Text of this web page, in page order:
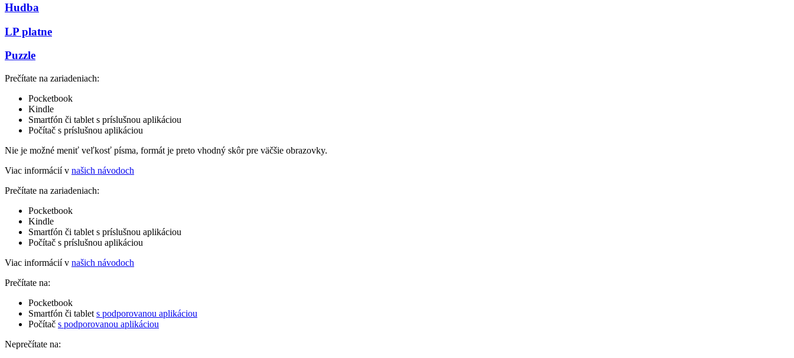
Hudba
LP platne
Puzzle
Prečítate na zariadeniach:
Pocketbook
Kindle
Smartfón či tablet s príslušnou aplikáciou
Počítač s príslušnou aplikáciou
Nie je možné meniť veľkosť písma, formát je preto vhodný skôr pre väčšie obrazovky.
Viac informácií v našich návodoch
Prečítate na zariadeniach:
Pocketbook
Kindle
Smartfón či tablet s príslušnou aplikáciou
Počítač s príslušnou aplikáciou
Viac informácií v našich návodoch
Prečítate na:
Pocketbook
Smartfón či tablet s podporovanou aplikáciou
Počítač s podporovanou aplikáciou
Neprečítate na: